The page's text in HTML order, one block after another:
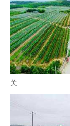
关.........